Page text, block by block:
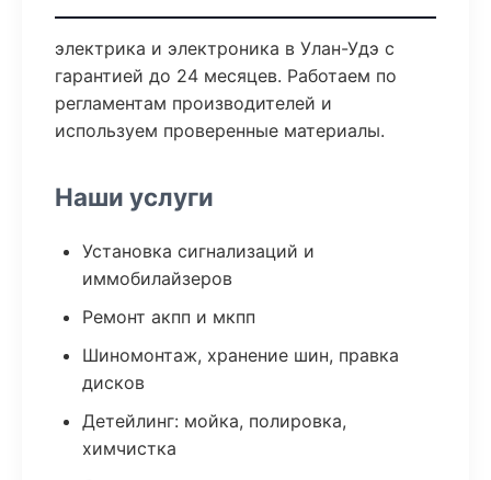
электрика и электроника в Улан-Удэ с
гарантией до 24 месяцев. Работаем по
регламентам производителей и
используем проверенные материалы.
Наши услуги
Установка сигнализаций и
иммобилайзеров
Ремонт акпп и мкпп
Шиномонтаж, хранение шин, правка
дисков
Детейлинг: мойка, полировка,
химчистка